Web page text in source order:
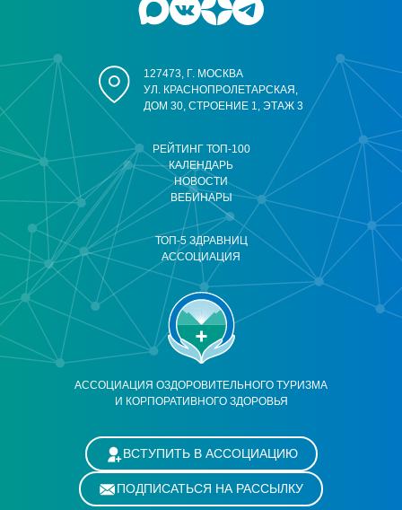
АССОЦИАЦИЯ ОЗДОРОВИТЕЛЬНОГО ТУРИЗМА
И КОРПОРАТИВНОГО ЗДОРОВЬЯ
РЕЙТИНГ ТОП-100
КАЛЕНДАРЬ
НОВОСТИ
ВЕБИНАРЫ
ТОП-5 ЗДРАВНИЦ
АССОЦИАЦИЯ
127473, Г. МОСКВА
УЛ. КРАСНОПРОЛЕТАРСКАЯ,
ДОМ 30, СТРОЕНИЕ 1, ЭТАЖ 3
ВСТУПИТЬ В АССОЦИАЦИЮ
ПОДПИСАТЬСЯ НА РАССЫЛКУ